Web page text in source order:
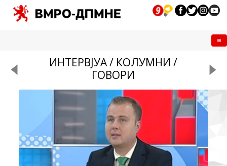
ИНТЕРВЈУА / КОЛУМНИ /
ГОВОРИ